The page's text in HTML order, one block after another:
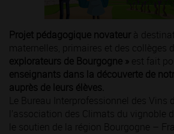
Projet pédagogique novateur à
maternelles, primaires et des collèges
explorateurs de Bourgogne » est fait
enseignants dans la découverte de
auprès de leurs élèves.
Le Bureau Interprofessionnel des Vins
l’association des Climats du vignoble
le soutien de la région Bourgogne –